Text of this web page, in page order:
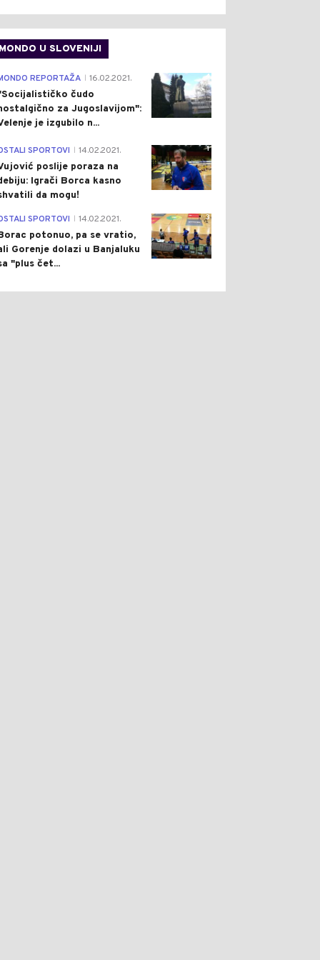
MONDO U SLOVENIJI
4
REPORTAŽA 16.02.2021.
čudo
za Jugoslavijom":
je izgubilo n...
1
SPORTOVI 14.02.2021.
poslije poraza na
Igrači Borca kasno
da mogu!
3
SPORTOVI 14.02.2021.
potonuo, pa se vratio,
Gorenje dolazi u Banjaluku
"plus čet...